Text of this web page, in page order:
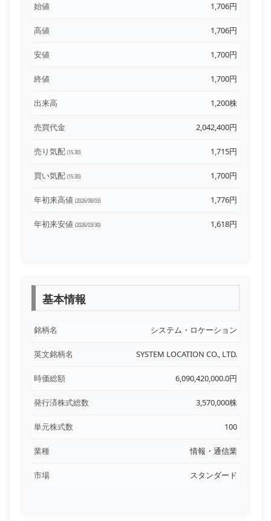
始値 1,706円
高値 1,706円
安値 1,700円
終値 1,700円
出来高 1,200株
売買代金 2,042,400円
売り気配 (15:30) 1,715円
買い気配 (15:30) 1,700円
年初来高値 (2026/08/03) 1,776円
年初来安値 (2026/03/30) 1,618円
基本情報
銘柄名 システム・ロケーション
英文銘柄名 SYSTEM LOCATION CO., LTD.
時価総額 6,090,420,000.0円
発行済株式総数 3,570,000株
単元株式数 100
業種 情報・通信業
市場 スタンダード